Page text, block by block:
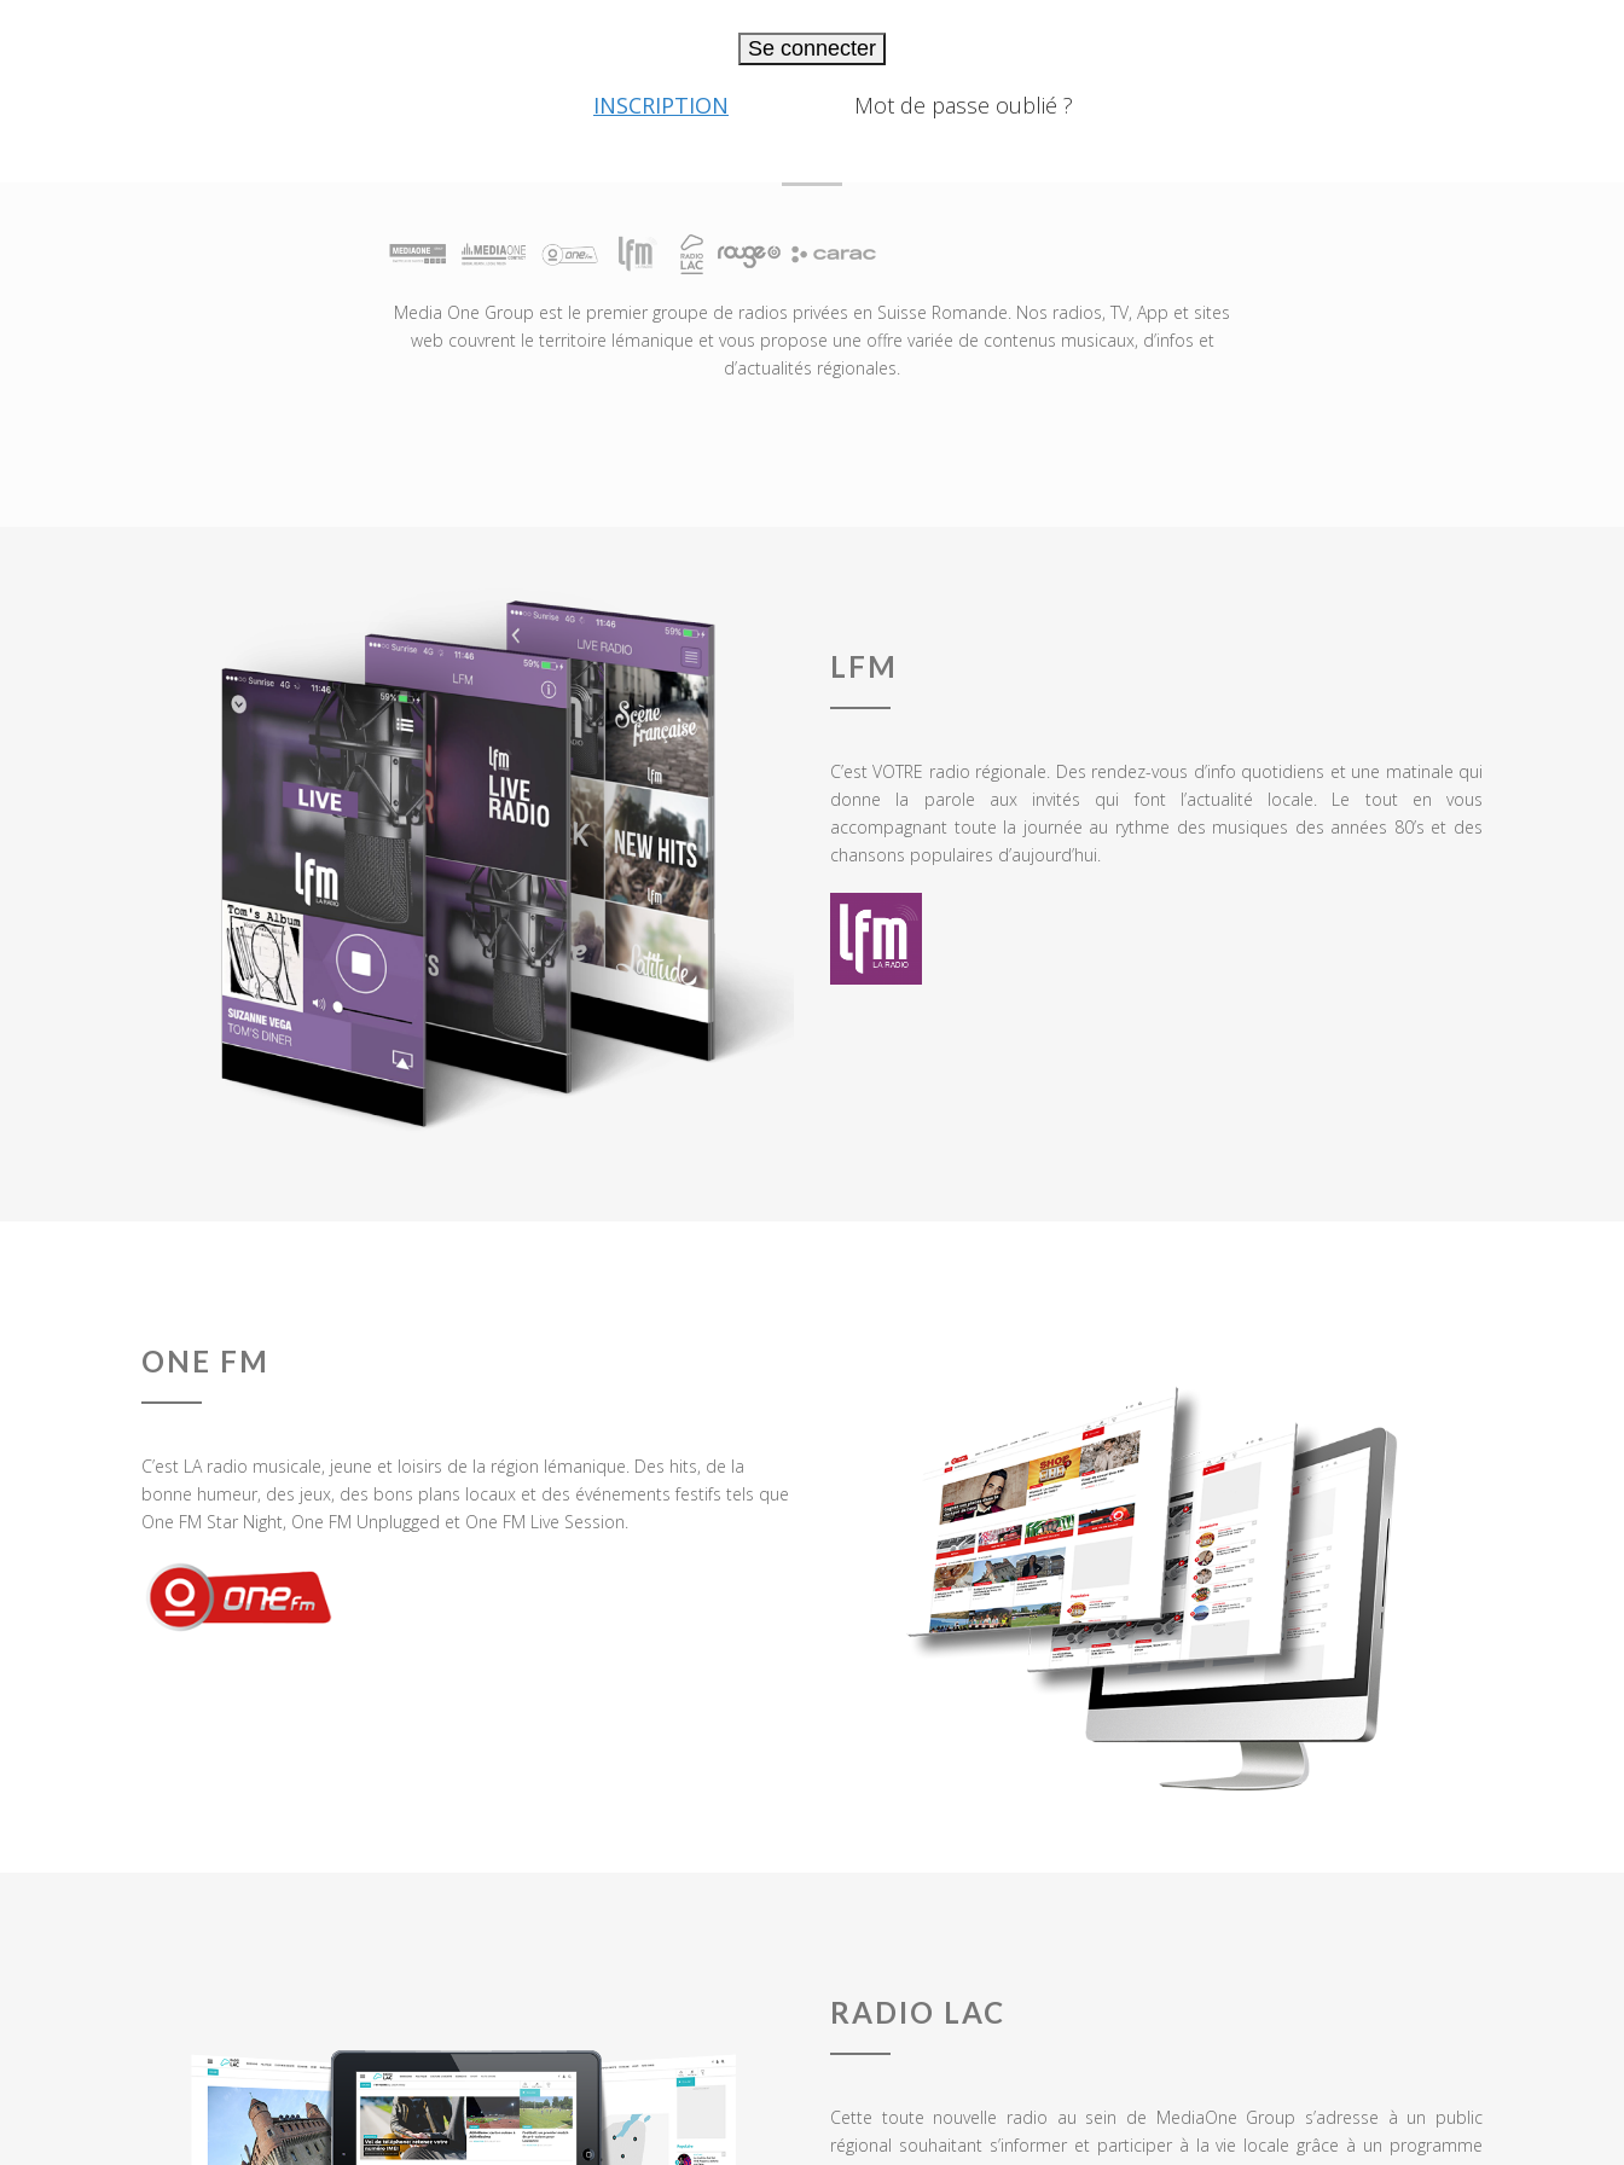
Se connecter
INSCRIPTION Mot de passe oublié ?
Media One Group est le premier groupe de radios privées en Suisse Romande. Nos radios, TV, App et sites
web couvrent le territoire lémanique et vous propose une offre variée de contenus musicaux, d’infos et
d’actualités régionales.
LFM
C’est VOTRE radio régionale. Des rendez-vous d’info quotidiens et une matinale qui
donne la parole aux invités qui font l’actualité locale. Le tout en vous
accompagnant toute la journée au rythme des musiques des années 80’s et des
chansons populaires d’aujourd’hui.
ONE FM
C’est LA radio musicale, jeune et loisirs de la région lémanique. Des hits, de la
bonne humeur, des jeux, des bons plans locaux et des événements festifs tels que
One FM Star Night, One FM Unplugged et One FM Live Session.
RADIO LAC
Cette toute nouvelle radio au sein de MediaOne Group s’adresse à un public
régional souhaitant s’informer et participer à la vie locale grâce à un programme